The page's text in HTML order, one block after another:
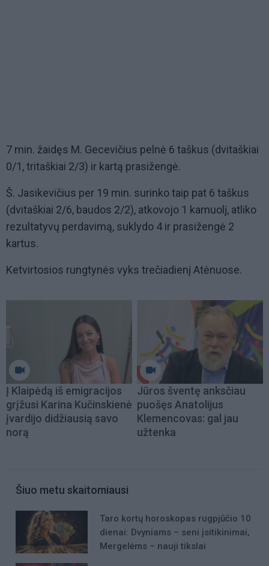
7 min. žaidęs M. Gecevičius pelnė 6 taškus (dvitaškiai
0/1, tritaškiai 2/3) ir kartą prasižengė.
Š. Jasikevičius per 19 min. surinko taip pat 6 taškus
(dvitaškiai 2/6, baudos 2/2), atkovojo 1 kamuolį, atliko
rezultatyvų perdavimą, suklydo 4 ir prasižengė 2
kartus.
Ketvirtosios rungtynės vyks trečiadienį Atėnuose.
Į Klaipėdą iš emigracijos
grįžusi Karina Kučinskienė
įvardijo didžiausią savo
norą
Jūros šventę anksčiau
puošęs Anatolijus
Klemencovas: gal jau
užtenka
Šiuo metu skaitomiausi
Taro kortų horoskopas rugpjūčio 10
dienai: Dvyniams – seni įsitikinimai,
Mergelėms – nauji tikslai